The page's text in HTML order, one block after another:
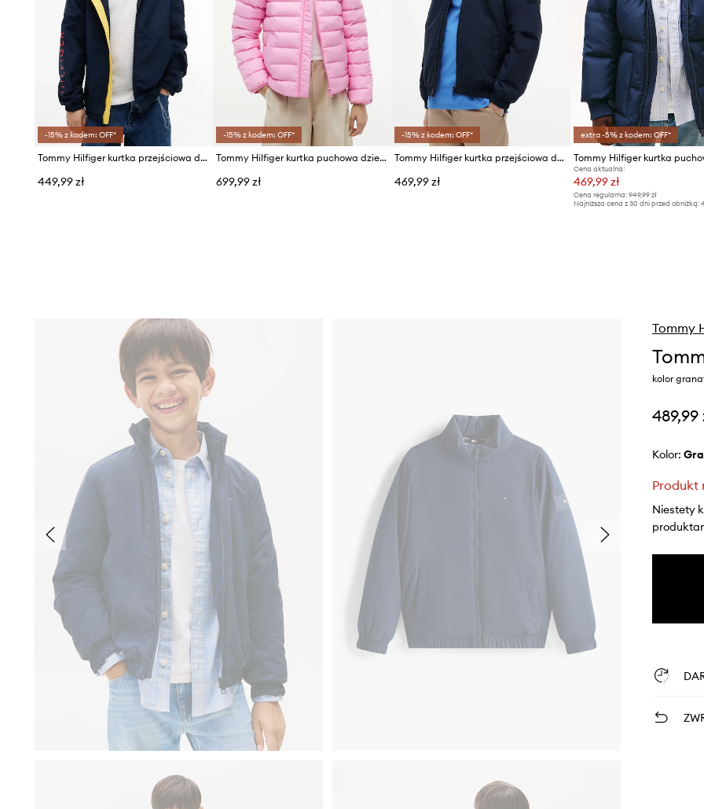
-15% z kodem: OFF*
Tommy Hilfiger kurtka przejściowa dziecięca
449,99 zł
-15% z kodem: OFF*
Tommy Hilfiger kurtka puchowa dziecięca
699,99 zł
-15% z kodem: OFF*
Tommy Hilfiger kurtka przejściowa dziecięca
469,99 zł
extra -5% z kodem: OFF*
Cena aktualna:
469,99 zł
Cena regularna: 949,99 zł
Najniższa cena z 30 dni przed obniżką:
Tommy
kolor
489,99
Kolor:
Produkt
Niestety